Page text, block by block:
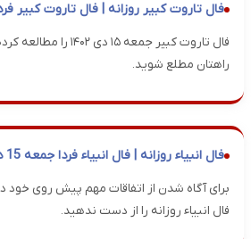
فال تاروت کبیر روزانه | فال تاروت کبیر فردا جمعه
فال تاروت کبیر جمعه ۱۵
راهتان مطلع شوید.
فال انبیاء روزانه | فال انبیاء فردا جمعه 15 دی 1402
فال انبیاء روزانه را از دست ندهید.